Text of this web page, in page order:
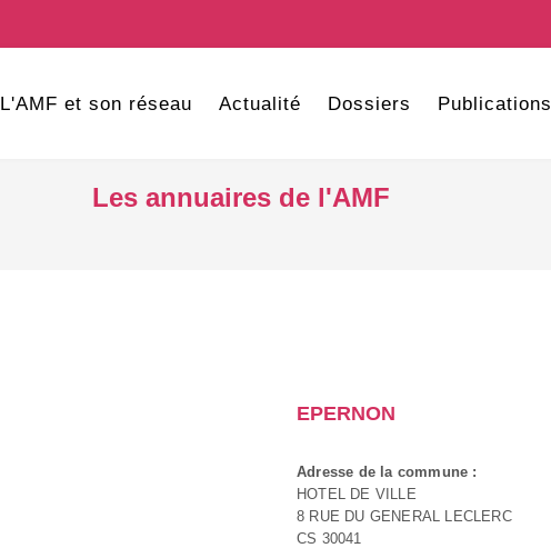
L'AMF et son réseau Actualité Dossiers Publications
Les annuaires de l'AMF
EPERNON
Adresse de la commune :
HOTEL DE VILLE
8 RUE DU GENERAL LECLERC
CS 30041